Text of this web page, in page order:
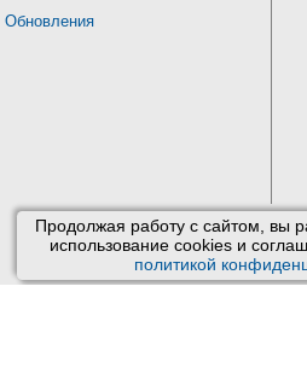
Продолжая работу с сайтом, вы
использование сookies и
политикой
Обновления